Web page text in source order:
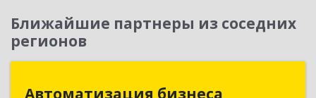
Ближайшие партнеры из соседних
регионов
Автоматизация бизнеса
Автоматизация бизнеса